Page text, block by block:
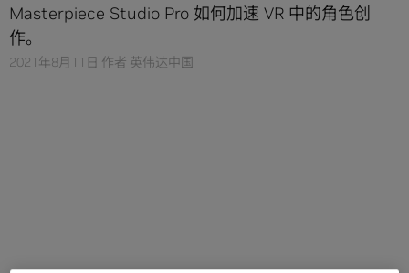
Masterpiece Studio Pro 如何加速 VR 中的角色创
作。
2021年8月11日 作者 英伟达中国